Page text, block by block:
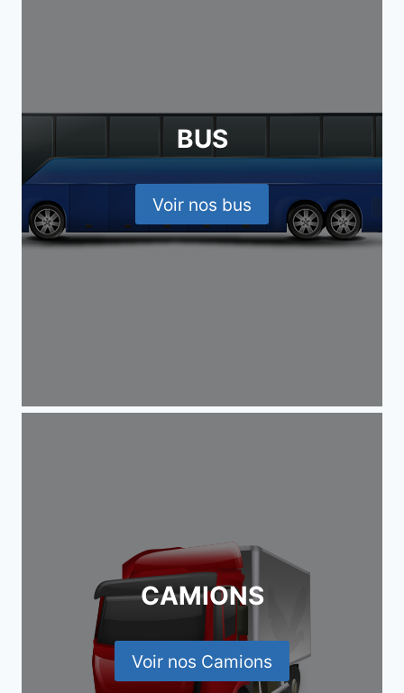
BUS
Voir nos bus
CAMIONS
Voir nos Camions